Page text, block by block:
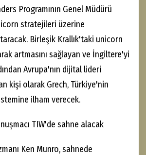
Programının Genel Müdürü
stratejileri üzerine
Birleşik Krallık'taki unicorn
artmasını sağlayan ve İngiltere'yi
Avrupa'nın dijital lideri
kişi olarak Grech, Türkiye'nin
ilham verecek.
TIW'de sahne alacak
Ken Munro, sahnede